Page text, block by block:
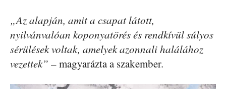
„Az alapján, amit a csapat látott,
nyilvánvalóan koponyatörés és rendkívül súlyos
sérülések voltak, amelyek azonnali halálához
vezettek” – magyarázta a szakember.